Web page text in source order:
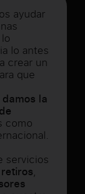
ayudar
lo antes
crear un
que
la
como
servicios
,